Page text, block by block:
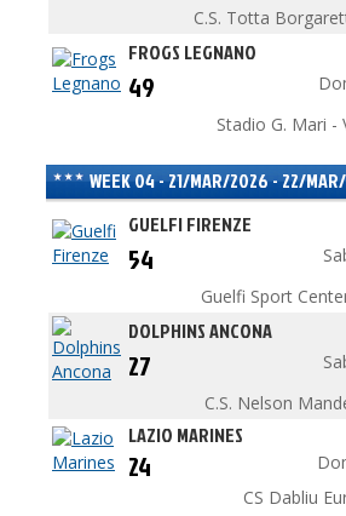
C.S. Totta
FROGS LEGNANO
49
Stadio G. Mari -
WEEK 04 - 21/MAR/2026 - 22/
GUELFI FIRENZE
54
Guelfi Sport
DOLPHINS ANCONA
27
C.S. Nelson
LAZIO MARINES
24
CS Dabliu